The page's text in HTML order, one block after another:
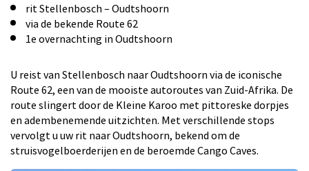
rit Stellenbosch – Oudtshoorn
via de bekende Route 62
1e overnachting in Oudtshoorn
U reist van Stellenbosch naar Oudtshoorn via de iconische
Route 62, een van de mooiste autoroutes van Zuid-Afrika. De
route slingert door de Kleine Karoo met pittoreske dorpjes
en adembenemende uitzichten. Met verschillende stops
vervolgt u uw rit naar Oudtshoorn, bekend om de
struisvogelboerderijen en de beroemde Cango Caves.